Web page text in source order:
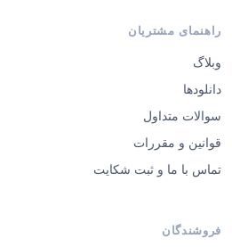
راهنمای مشتریان
وبلاگ
دانلودها
سوالات متداول
قوانین و مقررات
تماس با ما و ثبت شکایت
فروشندگان